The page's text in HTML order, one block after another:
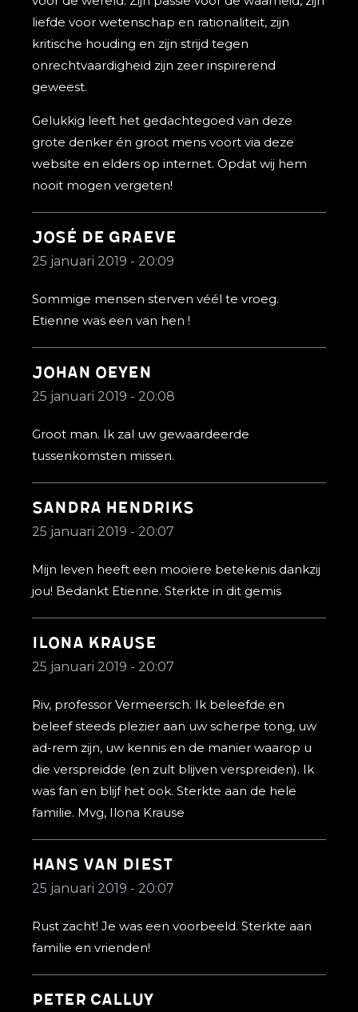
liefde voor wetenschap en rationaliteit, zijn
kritische houding en zijn strijd tegen
onrechtvaardigheid zijn zeer inspirerend
geweest.
Gelukkig leeft het gedachtegoed van deze
grote denker én groot mens voort via deze
website en elders op internet. Opdat wij hem
nooit mogen vergeten!
José de Graeve
25 januari 2019 - 20:09
Sommige mensen sterven véél te vroeg.
Etienne was een van hen !
Johan Oeyen
25 januari 2019 - 20:08
Groot man. Ik zal uw gewaardeerde
tussenkomsten missen.
Sandra hendriks
25 januari 2019 - 20:07
Mijn leven heeft een mooiere betekenis dankzij
jou! Bedankt Etienne. Sterkte in dit gemis
Ilona Krause
25 januari 2019 - 20:07
Riv, professor Vermeersch. Ik beleefde en
beleef steeds plezier aan uw scherpe tong, uw
ad-rem zijn, uw kennis en de manier waarop u
die verspreidde (en zult blijven verspreiden). Ik
was fan en blijf het ook. Sterkte aan de hele
familie. Mvg, Ilona Krause
Hans Van Diest
25 januari 2019 - 20:07
Rust zacht! Je was een voorbeeld. Sterkte aan
familie en vrienden!
Peter Calluy